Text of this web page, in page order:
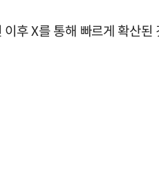
후 X를 통해 빠르게 확산